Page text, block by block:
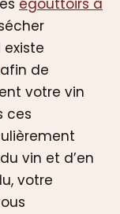
égouttoirs à
afin de
votre vin
ces
vin et d’en
votre